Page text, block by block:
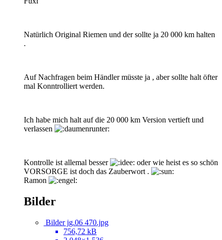
Natürlich Original Riemen und der sollte ja 20 000 km halten
.
Auf Nachfragen beim Händler müsste ja , aber sollte halt öfter
mal Konntrolliert werden.
Ich habe mich halt auf die 20 000 km Version vertieft und
verlassen
Kontrolle ist allemal besser
oder wie heist es so schön
VORSORGE ist doch das Zauberwort .
Ramon
Bilder
Bilder jg.06 470.jpg
756,72 kB